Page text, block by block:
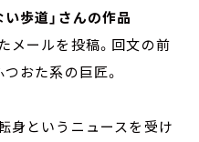
歩道」さんの作品
メールを投稿。回文の前
おた系の巨匠。
身というニュースを受け